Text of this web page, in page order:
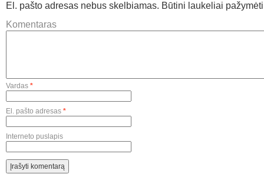
El. pašto adresas nebus skelbiamas. Būtini laukeliai
Komentaras
Vardas *
El. pašto adresas *
Interneto puslapis